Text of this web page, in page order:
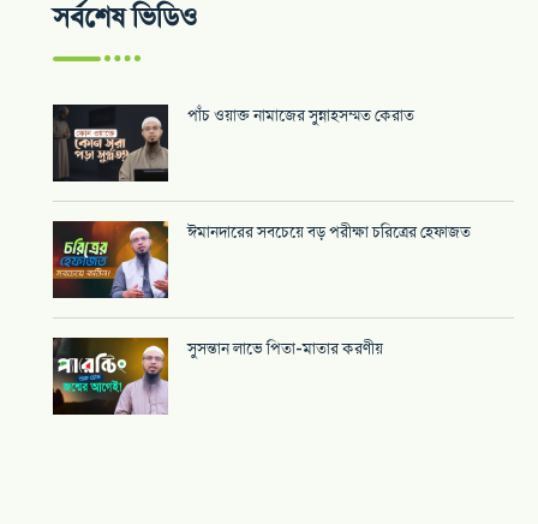
সর্বশেষ ভিডিও
পাঁচ ওয়াক্ত নামাজের সুন্নাহসম্মত কেরাত
ঈমানদারের সবচেয়ে বড় পরীক্ষা চরিত্রের হেফাজত
সুসন্তান লাভে পিতা-মাতার করণীয়